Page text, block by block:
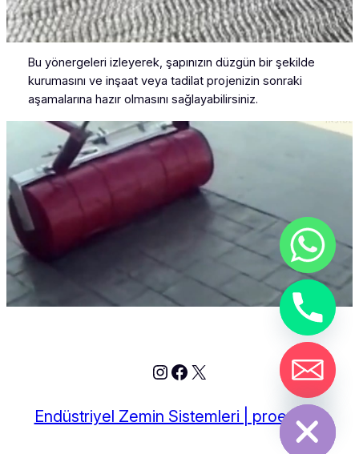
Bu yönergeleri izleyerek, şapınızın düzgün bir şekilde
kurumasını ve inşaat veya tadilat projenizin sonraki
aşamalarına hazır olmasını sağlayabilirsiniz.
Instagram
Facebook
X
Endüstriyel Zemin Sistemleri | proepoksi
Hide
chaty